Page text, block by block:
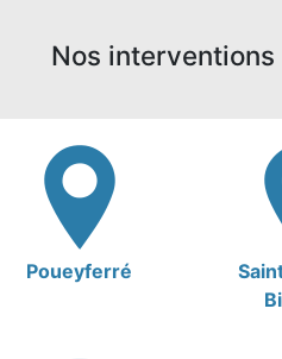
Nos
Poueyferré